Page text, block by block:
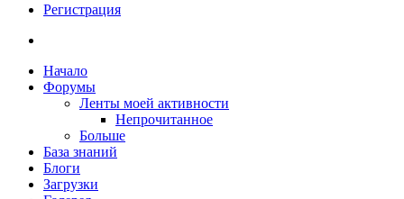
Регистрация
Начало
Форумы
Ленты моей активности
Непрочитанное
Больше
База знаний
Блоги
Загрузки